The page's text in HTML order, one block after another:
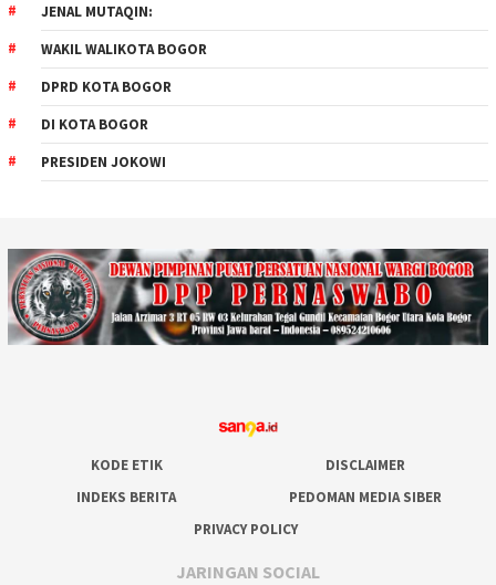
JENAL MUTAQIN:
WAKIL WALIKOTA BOGOR
DPRD KOTA BOGOR
DI KOTA BOGOR
PRESIDEN JOKOWI
KODE ETIK
DISCLAIMER
INDEKS BERITA
PEDOMAN MEDIA SIBER
PRIVACY POLICY
JARINGAN SOCIAL